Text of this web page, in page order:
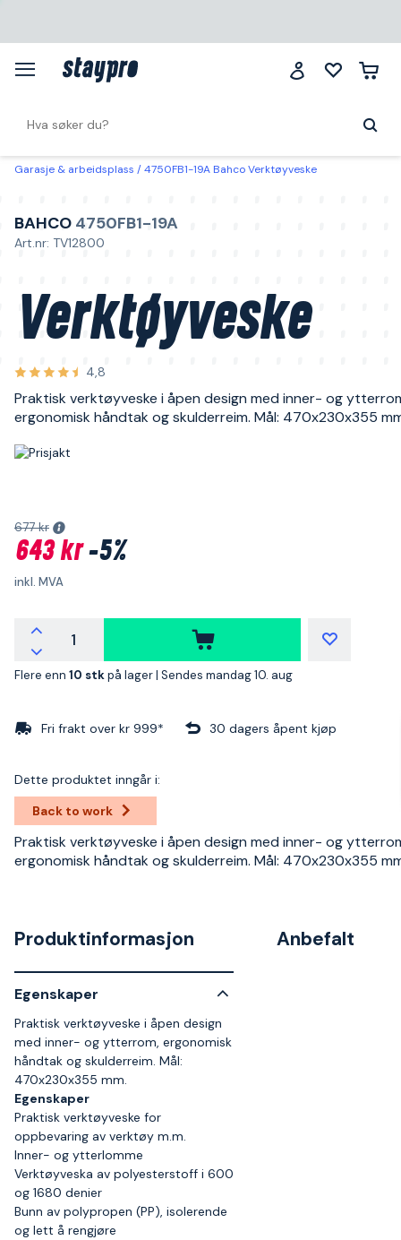
Garasje & arbeidsplass 4750FB1-19A Bahco Verktøyveske
BAHCO 4750FB1-19A
Art.nr: TV12800
Verktøyveske
4,8
Praktisk verktøyveske i åpen design med inner- og
ergonomisk håndtak og skulderreim. Mål: 470x230x355
677 kr
643 kr-5%
inkl. MVA
Flere enn 10 stkpå lager | Sendes mandag 10. aug
Fri frakt over kr 999* 30 dagers åpent kjøp
Dette produktet inngår i:
Back to work
Praktisk verktøyveske i åpen design med inner- og
ergonomisk håndtak og skulderreim. Mål: 470x230x355
Produktinformasjon
Egenskaper
Praktisk verktøyveske i åpen design
med inner- og ytterrom, ergonomisk
håndtak og skulderreim. Mål:
470x230x355 mm.
Egenskaper
Praktisk verktøyveske for
oppbevaring av verktøy m.m.
Inner- og ytterlomme
Verktøyveska av polyesterstoff i 600
og 1680 denier
Bunn av polypropen (PP), isolerende
og lett å rengjøre
Anbefalt